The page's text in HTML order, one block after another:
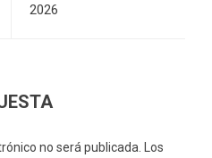
2026
no será publicada. Los